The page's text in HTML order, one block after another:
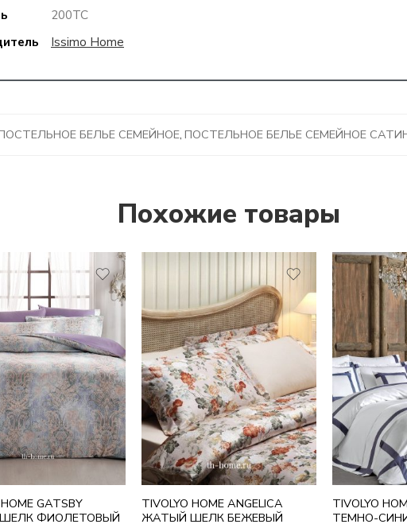
200TC
Issimo Home
БЕЛЬЕ СЕМЕЙНОЕ, ПОСТЕЛЬНОЕ БЕЛЬЕ СЕМЕЙНОЕ
Похожие товары
GATSBY
ФИОЛЕТОВЫЙ
TIVOLYO HOME ANGELICA
ЖАТЫЙ ШЕЛК БЕЖЕВЫЙ
16,279₽
TIVOLYO
ТЕМНО-
13,660₽ 22,448₽
1,5
ЕВРО MAXI
СЕМЕЙНЫЙ